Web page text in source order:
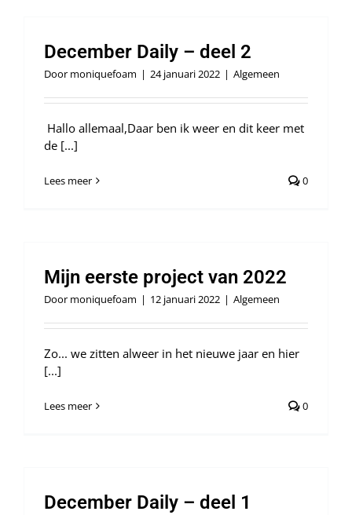
December Daily – deel 2
Door moniquefoam | 24 januari 2022 | Algemeen
Hallo allemaal,Daar ben ik weer en dit keer met
de [...]
Lees meer 0
Mijn eerste project van 2022
Door moniquefoam | 12 januari 2022 | Algemeen
Zo... we zitten alweer in het nieuwe jaar en hier
[...]
Lees meer 0
December Daily – deel 1